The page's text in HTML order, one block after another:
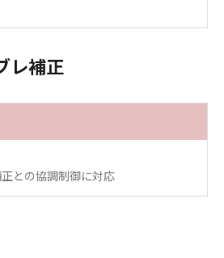
レ補正
との協調制御に対応